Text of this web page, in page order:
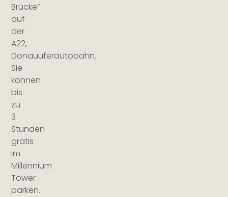
Brücke”
auf
der
A22,
Donauuferautobahn.
Sie
können
bis
zu
3
Stunden
gratis
im
Millennium
Tower
parken.